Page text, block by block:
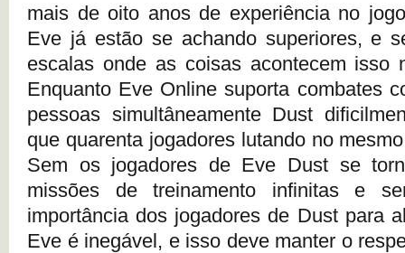
mais de oito anos de experiência no
Eve já estão se achando superiores, e
escalas onde as coisas acontecem isso
Enquanto Eve Online suporta combates
pessoas simultâneamente Dust
que quarenta jogadores lutando no
Sem os jogadores de Eve Dust se
missões de treinamento infinitas e
importância dos jogadores de Dust para
Eve é inegável, e isso deve manter o